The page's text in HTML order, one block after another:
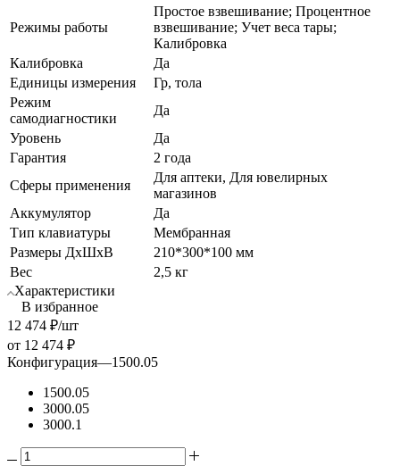
Режимы работы
Простое взвешивание; Процентное
взвешивание; Учет веса тары;
Калибровка
Калибровка
Да
Единицы измерения
Гр, тола
Режим
самодиагностики
Да
Уровень
Да
Гарантия
2 года
Сферы применения
Для аптеки, Для ювелирных
магазинов
Аккумулятор
Да
Тип клавиатуры
Мембранная
Размеры ДхШхВ
210*300*100 мм
Вес
2,5 кг
Характеристики
В избранное
12 474 ₽/шт
от 12 474 ₽
Конфигурация—1500.05
1500.05
3000.05
3000.1